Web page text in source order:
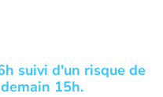
suivi d'un risque de
15h.